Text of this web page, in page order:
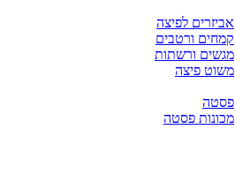
אביזרים לפיצה
קמחים ורטבים
מגשים ורשתות
משוט פיצה
פסטה
מכונות פסטה